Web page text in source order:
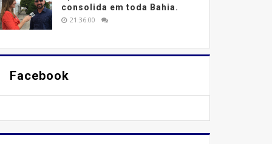
consolida em toda Bahia.
21:36:00
Facebook